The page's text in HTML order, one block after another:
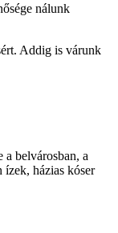
nálunk
Addig is várunk
a belvárosban, a
ízek, házias kóser